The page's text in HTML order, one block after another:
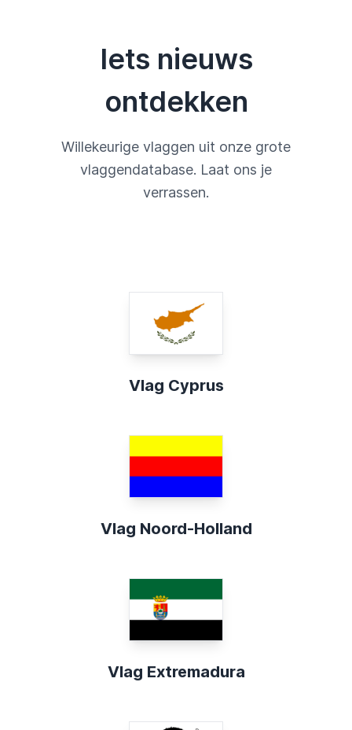
Iets nieuws
ontdekken
Willekeurige vlaggen uit onze grote
vlaggendatabase. Laat ons je
verrassen.
Vlag Cyprus
Vlag Noord-Holland
Vlag Extremadura